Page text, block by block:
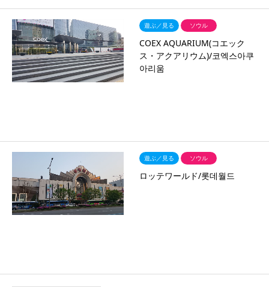
遊ぶ／見る ソウル
COEX AQUARIUM(コエック
ス・アクアリウム)/코엑스아쿠
아리움
遊ぶ／見る ソウル
ロッテワールド/롯데월드